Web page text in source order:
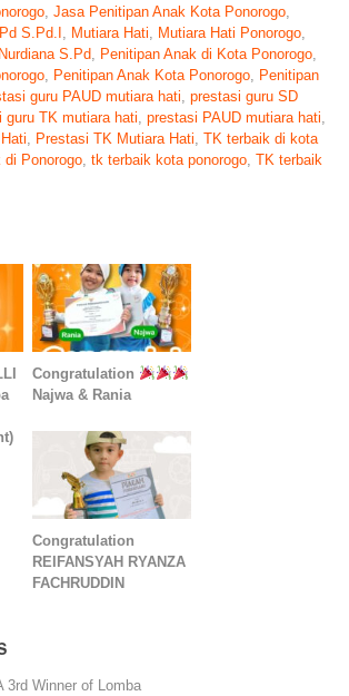
,Jasa Penitipan Anak Kota Ponorogo
S.Pd.I
Mutiara Hati Mutiara Hati Ponorogo
Nurdiana S.Pd Penitipan Anak di Kota Ponorogo
Penitipan Anak Kota Ponorogo Penitipan
guru PAUD mutiara hati ,prestasi guru SD
guru TK mutiara hati ,prestasi PAUD mutiara hati
Prestasi TK Mutiara Hati ,TK terbaik di kota
di Ponorogo ,tk terbaik kota ponorogo ,TK terbaik
Congratulation
Najwa & Rania
Congratulation
REIFANSYAH RYANZA
FACHRUDDIN
3rd Winner of Lomba